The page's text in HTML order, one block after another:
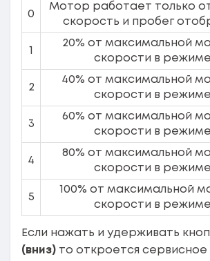
0
Мотор работает только от
скорость и пробег
1
20% от максимальной
скорости в режиме
2
40% от максимальной
скорости в режиме
3
60% от максимальной
скорости в режиме
4
80% от максимальной
скорости в режиме
5
100% от максимальной
скорости в режиме
Если нажать и удерживать
(вниз) то откроется